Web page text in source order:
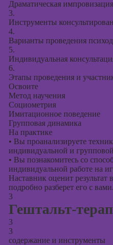
Драматическая
3.
Инструменты
4.
Варианты проведения
5.
Индивидуальная
6.
Этапы проведения и
Освоите
Метод научения
Социометрия
Имитационное поведение
Групповая динамика
На практике
• Вы проанализируете
индивидуальной и
• Вы познакомитесь со
индивидуальной работе на
Наставник оценит результат
подробно разберет его с вами.
3
Гештальт-
3
3
содержание и инструменты